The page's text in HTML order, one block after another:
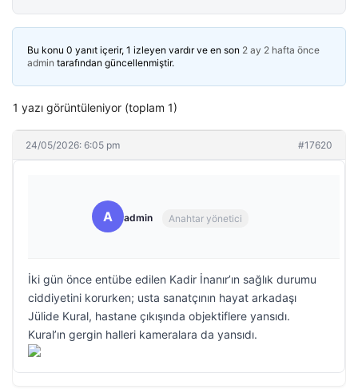
Bu konu 0 yanıt içerir, 1 izleyen vardır ve en son 2 ay 2 hafta önce
admin tarafından güncellenmiştir.
1 yazı görüntüleniyor (toplam 1)
24/05/2026: 6:05 pm #17620
A admin Anahtar yönetici
İki gün önce entübe edilen Kadir İnanır’ın sağlık durumu
ciddiyetini korurken; usta sanatçının hayat arkadaşı
Jülide Kural, hastane çıkışında objektiflere yansıdı.
Kural’ın gergin halleri kameralara da yansıdı.